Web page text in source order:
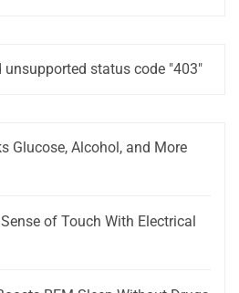
unsupported status code "403"
Glucose, Alcohol, and More
of Touch With Electrical